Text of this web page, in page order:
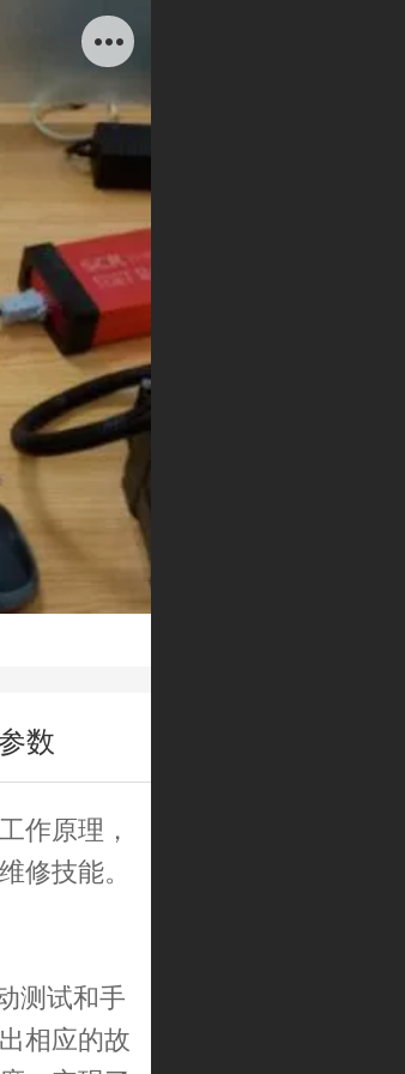
数
作原理，
修技能。
测试和手
相应的故